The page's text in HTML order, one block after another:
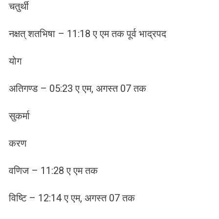
चतुर्थी
नक्षत् शतभिषा – 11:18 ए एम तक पूर्व भाद्रपद
योग
अतिगण्ड – 05:23 ए एम, अगस्त 07 तक
सुकर्मा
करण
वणिज – 11:28 ए एम तक
विष्टि – 12:14 ए एम, अगस्त 07 तक